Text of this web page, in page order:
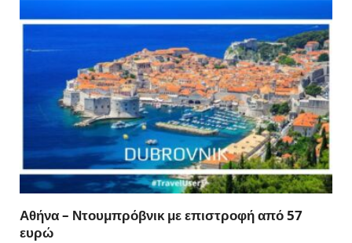
Αθήνα – Ντουμπρόβνικ με επιστροφή από 57
ευρώ